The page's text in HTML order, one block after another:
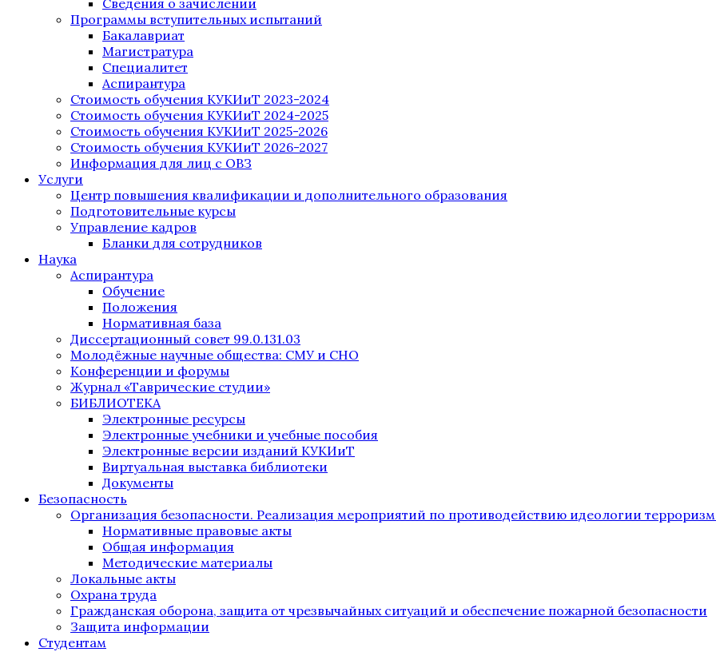
Сведения о зачислении
Программы вступительных испытаний
Бакалавриат
Магистратура
Специалитет
Аспирантура
Стоимость обучения КУКИиТ 2023-2024
Стоимость обучения КУКИиТ 2024-2025
Стоимость обучения КУКИиТ 2025-2026
Стоимость обучения КУКИиТ 2026-2027
Информация для лиц с ОВЗ
Услуги
Центр повышения квалификации и дополнительного образования
Подготовительные курсы
Управление кадров
Бланки для сотрудников
Наука
Аспирантура
Обучение
Положения
Нормативная база
Диссертационный совет 99.0.131.03
Молодёжные научные общества: СМУ и СНО
Конференции и форумы
Журнал «Таврические студии»
БИБЛИОТЕКА
Электронные ресурсы
Электронные учебники и учебные пособия
Электронные версии изданий КУКИиТ
Виртуальная выставка библиотеки
Документы
Безопасность
Организация безопасности. Реализация мероприятий по противодействию идеологии
Нормативные правовые акты
Общая информация
Методические материалы
Локальные акты
Охрана труда
Гражданская оборона, защита от чрезвычайных ситуаций и обеспечение пожарной безопасности
Защита информации
Студентам